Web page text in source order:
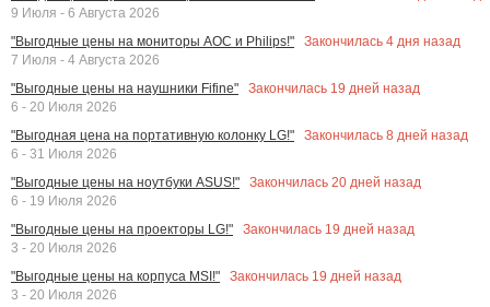
9 Июля - 6 Августа 2026
"Выгодные цены на мониторы AOC и Philips!"
Закончилась 4 дня назад
7 Июля - 4 Августа 2026
"Выгодные цены на наушники Fifine"
Закончилась 19 дней назад
6 - 20 Июля 2026
"Выгодная цена на портативную колонку LG!"
Закончилась 8 дней назад
6 - 31 Июля 2026
"Выгодные цены на ноутбуки ASUS!"
Закончилась 20 дней назад
6 - 19 Июля 2026
"Выгодные цены на проекторы LG!"
Закончилась 19 дней назад
3 - 20 Июля 2026
"Выгодные цены на корпуса MSI!"
Закончилась 19 дней назад
3 - 20 Июля 2026